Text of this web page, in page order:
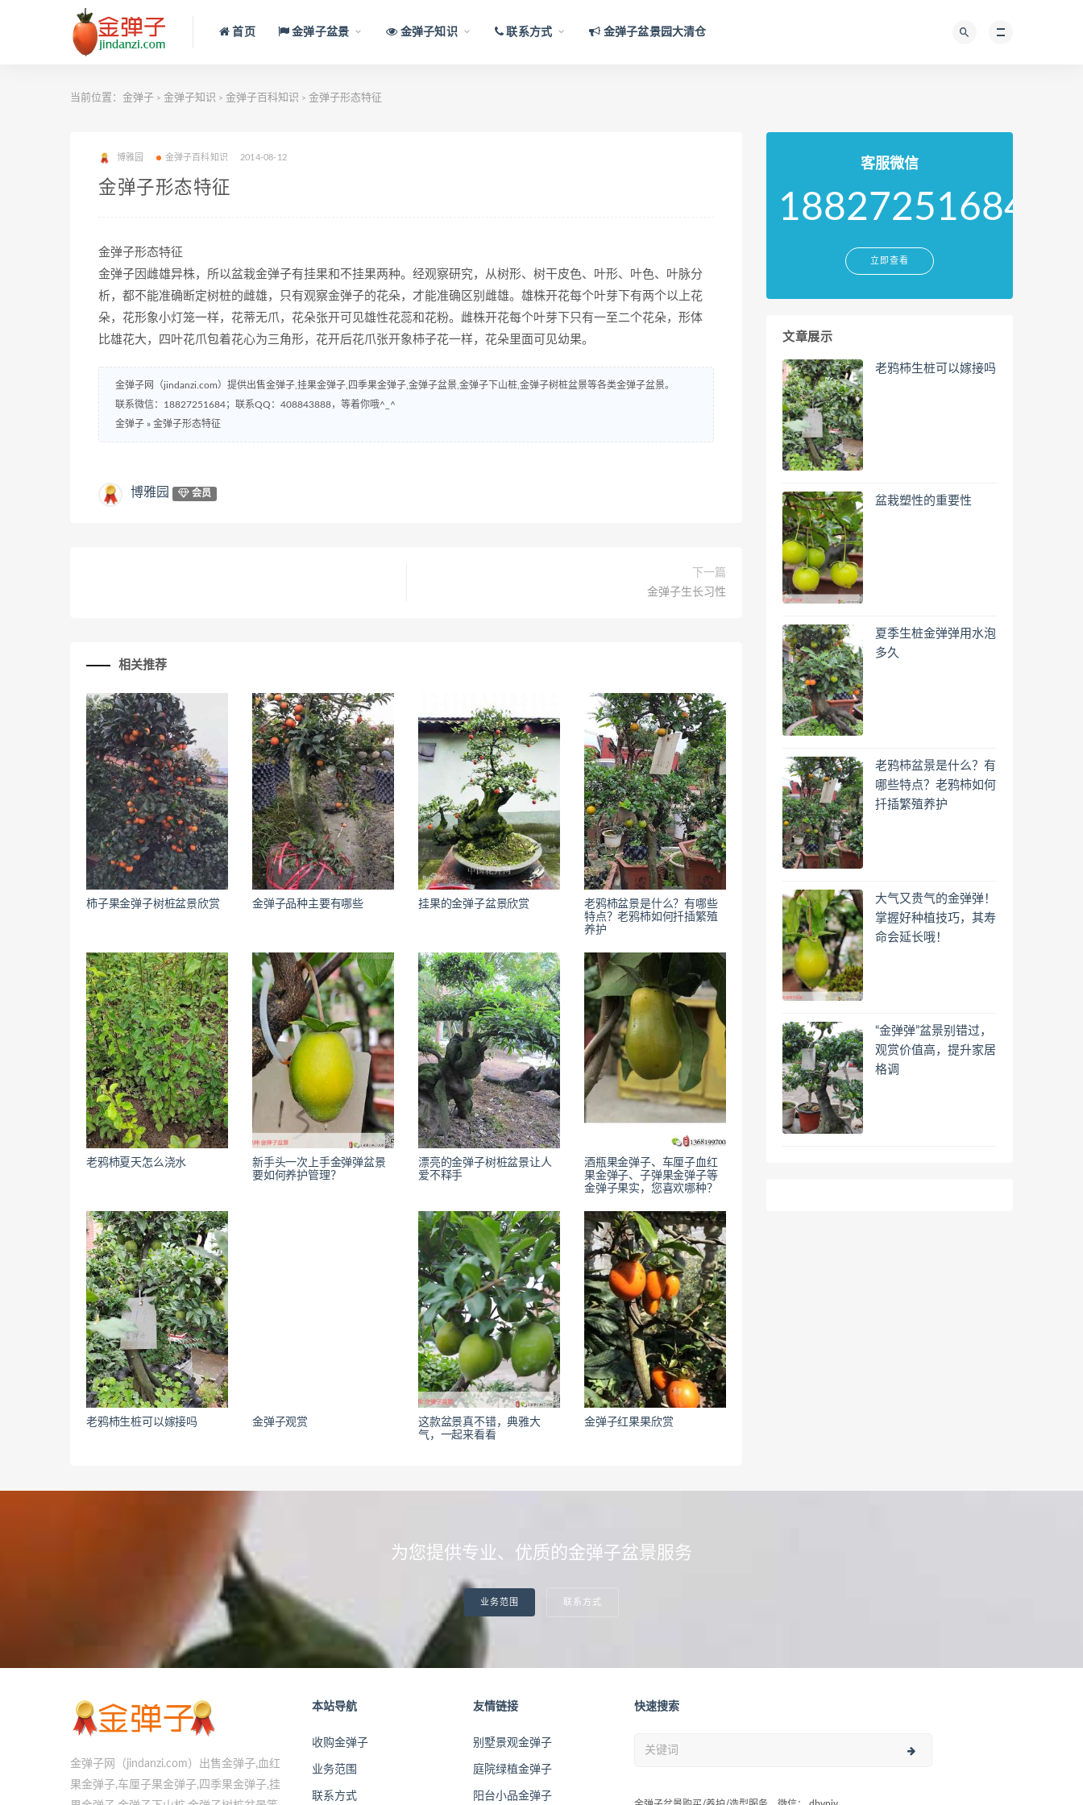
首页 金弹子盆景 金弹子知识 联系方式 金弹子盆景园大清仓
当前位置： 金弹子 > 金弹子知识 > 金弹子百科知识 > 金弹子形态特征
博雅园 金弹子百科知识 2014-08-12
金弹子形态特征
金弹子形态特征
金弹子因雌雄异株，所以盆栽金弹子有挂果和不挂果两种。经观察研究，从树形、树干皮色、叶形、叶色、叶脉分
析，都不能准确断定树桩的雌雄，只有观察金弹子的花朵，才能准确区别雌雄。雄株开花每个叶芽下有两个以上花
朵，花形象小灯笼一样，花蒂无爪，花朵张开可见雄性花蕊和花粉。雌株开花每个叶芽下只有一至二个花朵，形体
比雄花大，四叶花爪包着花心为三角形，花开后花爪张开象柿子花一样，花朵里面可见幼果。
金弹子网（jindanzi.com）提供出售金弹子,挂果金弹子,四季果金弹子,金弹子盆景,金弹子下山桩,金弹子树桩盆景等各类金弹子盆景。
联系微信：18827251684；联系QQ：408843888，等着你哦^_^
金弹子 » 金弹子形态特征
博雅园 会员
下一篇
金弹子生长习性
相关推荐
柿子果金弹子树桩盆景欣赏 金弹子品种主要有哪些 挂果的金弹子盆景欣赏
老鸦柿盆景是什么？有哪些
特点？老鸦柿如何扦插繁殖
养护
老鸦柿夏天怎么浇水
新手头一次上手金弹弹盆景
要如何养护管理？
漂亮的金弹子树桩盆景让人
爱不释手
酒瓶果金弹子、车厘子血红
果金弹子、子弹果金弹子等
金弹子果实，您喜欢哪种？
老鸦柿生桩可以嫁接吗 金弹子观赏
这款盆景真不错，典雅大
气，一起来看看
金弹子红果果欣赏
客服微信
18827251684
立即查看
文章展示
老鸦柿生桩可以嫁接吗
盆栽塑性的重要性
夏季生桩金弹弹用水泡
多久
老鸦柿盆景是什么？有
哪些特点？老鸦柿如何
扦插繁殖养护
大气又贵气的金弹弹！
掌握好种植技巧，其寿
命会延长哦！
“金弹弹”盆景别错过，
观赏价值高，提升家居
格调
为您提供专业、优质的金弹子盆景服务
业务范围 联系方式
金弹子网（jindanzi.com）出售金弹子,血红
果金弹子,车厘子果金弹子,四季果金弹子,挂
本站导航
收购金弹子
业务范围
联系方式
友情链接
别墅景观金弹子
庭院绿植金弹子
阳台小品金弹子
快速搜索